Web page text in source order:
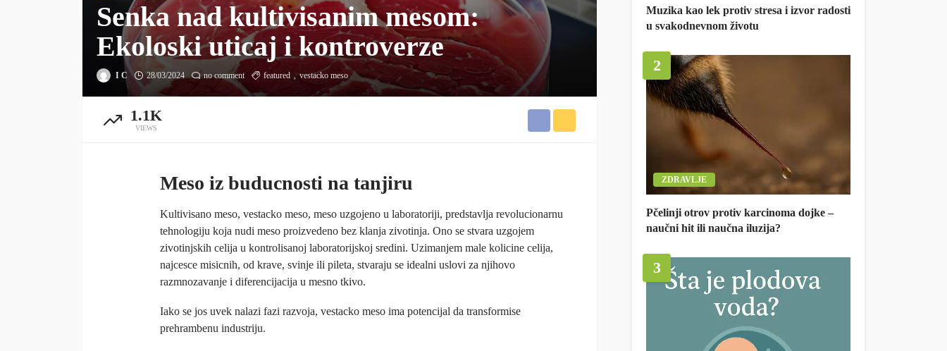
Senka nad kultivisanim mesom:
Ekoloski uticaj i kontroverze
I C 28/03/2024 no comment featured vestacko meso
1.1K
VIEWS
Meso iz buducnosti na tanjiru
Kultivisano meso, vestacko meso, meso uzgojeno u laboratoriji, predstavlja revolucionarnu
tehnologiju koja nudi meso proizvedeno bez klanja zivotinja. Ono se stvara uzgojem
zivotinjskih celija u kontrolisanoj laboratorijskoj sredini. Uzimanjem male kolicine celija,
najcesce misicnih, od krave, svinje ili pileta, stvaraju se idealni uslovi za njihovo
razmnozavanje i diferencijacija u mesno tkivo.
Iako se jos uvek nalazi fazi razvoja, vestacko meso ima potencijal da transformise
prehrambenu industriju.
Muzika kao lek protiv stresa i izvor radosti
u svakodnevnom životu
2
ZDRAVLJE
Pčelinji otrov protiv karcinoma dojke –
naučni hit ili naučna iluzija?
3